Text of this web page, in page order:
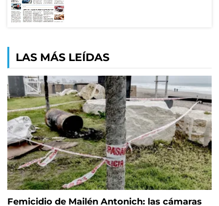
LAS MÁS LEÍDAS
Femicidio de Mailén Antonich: las cámaras